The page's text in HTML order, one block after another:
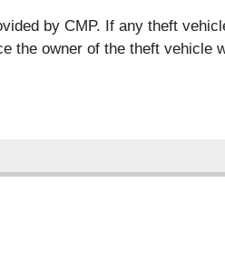
by CMP. If any theft
the owner of the theft